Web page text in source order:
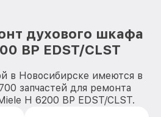
духового шкафа
BP EDST/CLST
в Новосибирске имеются в
запчастей для ремонта
H 6200 BP EDST/CLST.